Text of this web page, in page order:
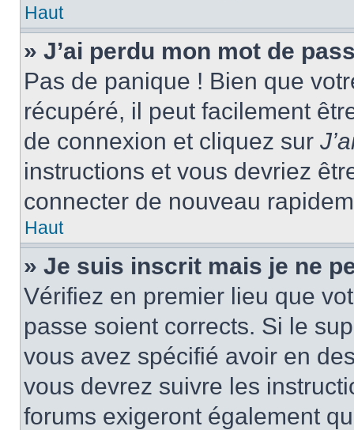
Haut
» J’ai perdu mon mot de
Pas de panique ! Bien que
récupéré, il peut facilement
de connexion et cliquez sur
instructions et vous devriez
connecter de nouveau
Haut
» Je suis inscrit mais je ne
Vérifiez en premier lieu que
passe soient corrects. Si le
vous avez spécifié avoir en
vous devrez suivre les
forums exigeront également